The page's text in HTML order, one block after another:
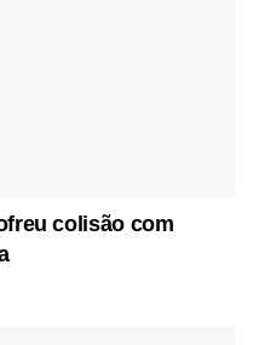
colisão com